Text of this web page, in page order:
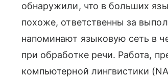
обнаружили, что в больших
похоже, ответственны за
напоминают языковую сеть в
при обработке речи. Работа,
компьютерной лингвистики